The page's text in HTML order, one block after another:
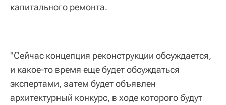
капитального ремонта.
"Сейчас концепция реконструкции обсуждается,
и какое-то время еще будет обсуждаться
экспертами, затем будет объявлен
архитектурный конкурс, в ходе которого будут